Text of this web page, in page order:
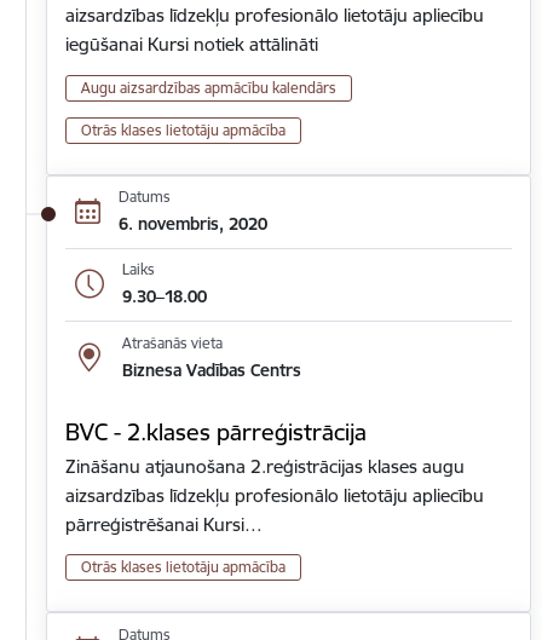
aizsardzības līdzekļu profesionālo lietotāju apliecību
iegūšanai Kursi notiek attālināti
Augu aizsardzības apmācību kalendārs
Otrās klases lietotāju apmācība
Datums
6. novembris, 2020
Laiks
9.30–18.00
Atrašanās vieta
Biznesa Vadības Centrs
BVC - 2.klases pārreģistrācija
Zināšanu atjaunošana 2.reģistrācijas klases augu
aizsardzības līdzekļu profesionālo lietotāju apliecību
pārreģistrēšanai Kursi…
Otrās klases lietotāju apmācība
Datums